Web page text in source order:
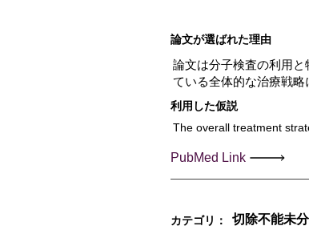
​論文が選ばれた理由
論文は分子検査の利用
ている全体的な治療戦略
利用した仮説
The overall treatment
PubMed Link
カテゴリ： 切除不能未